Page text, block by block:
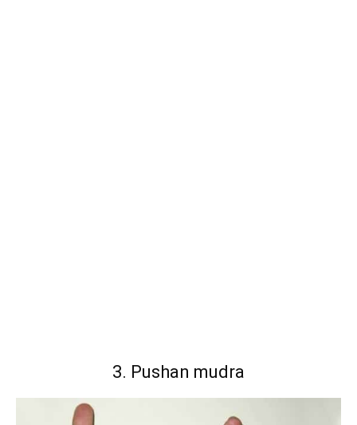
3. Pushan mudra